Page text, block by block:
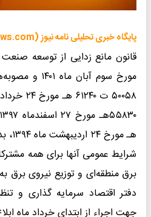
پایگاه خبری تحلیلی نامه نیوز (namehnews.com) :
مورخ سوم
هـ
شرایط عمومی آنها برای همه
برق منطقه‌ای و توزیع نیروی برق
دفتر اقتصاد سرمایه گذاری و
جهت اجراء از ابتدای خرداد ماه